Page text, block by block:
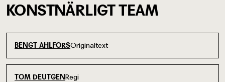
KONSTNÄRLIGT TEAM
BENGT AHLFORSOriginaltext
TOM DEUTGENRegi